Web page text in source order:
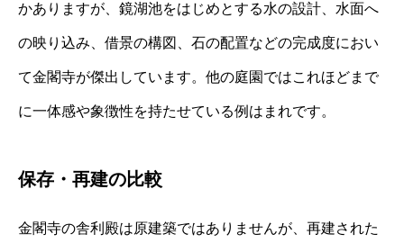
かありますが、鏡湖池をはじめとする水の設計、水面へ
の映り込み、借景の構図、石の配置などの完成度におい
て金閣寺が傑出しています。他の庭園ではこれほどまで
に一体感や象徴性を持たせている例はまれです。
保存・再建の比較
金閣寺の舎利殿は原建築ではありませんが、再建された